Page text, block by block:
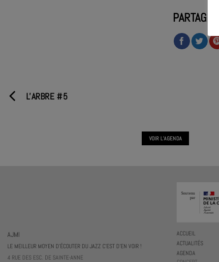
L'ARBRE #5
VOIR L'AGENDA
AJMI
LE MEILLEUR MOYEN D'ÉCOUTER DU JAZZ C'EST D'EN VOIR !
4 RUE DES ESC. DE SAINTE-ANNE
ACCUEIL
ACTUALITÉS
AGENDA